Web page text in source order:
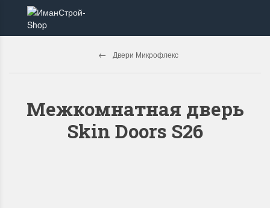
Двери Микрофлекс
Межкомнатная дверь
Skin Doors S26